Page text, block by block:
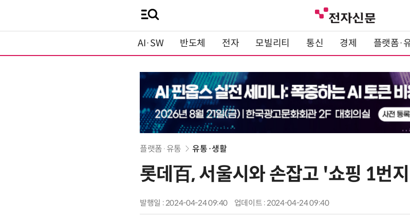
AI·SW 반도체 전자 모빌리티 통신 경제 플랫폼·
플랫폼·유통 유통·생활
롯데百, 서울시와 손잡고 '쇼핑 1번
발행일 : 2024-04-24 09:40 업데이트 : 2024-04-24 09:40